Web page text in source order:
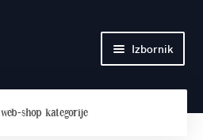
Izbornik
web-shop kategorije